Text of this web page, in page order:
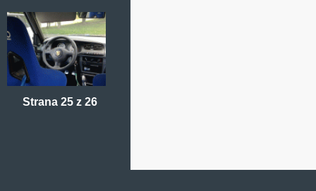
Strana 25 z 26